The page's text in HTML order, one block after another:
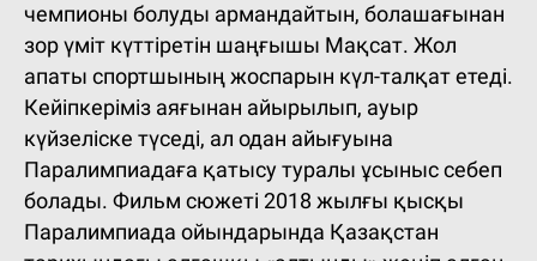
чемпионы болуды армандайтын, болашағынан
зор үміт күттіретін шаңғышы Мақсат. Жол
апаты спортшының жоспарын күл-талқат етеді.
Кейіпкеріміз аяғынан айырылып, ауыр
күйзеліске түседі, ал одан айығуына
Паралимпиадаға қатысу туралы ұсыныс себеп
болады. Фильм сюжеті 2018 жылғы қысқы
Паралимпиада ойындарында Қазақстан